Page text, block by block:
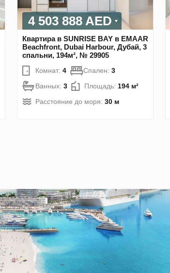
4 503 888 AED
Квартира в SUNRISE BAY в EMAAR
Beachfront, Dubai Harbour, Дубай, 3
спальни, 194м², № 29905
Комнат: 4 Спален: 3
Ванных: 3 Площадь: 194 м²
Расстояние до моря: 30 м